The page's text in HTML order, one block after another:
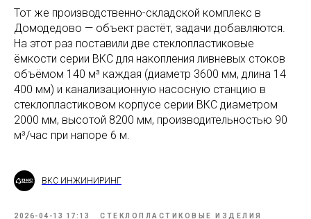
Тот же производственно-складской комплекс в
Домодедово — объект растёт, задачи добавляются.
На этот раз поставили две стеклопластиковые
ёмкости серии ВКС для накопления ливневых стоков
объёмом 140 м³ каждая (диаметр 3600 мм, длина 14
400 мм) и канализационную насосную станцию в
стеклопластиковом корпусе серии ВКС диаметром
2000 мм, высотой 8200 мм, производительностью 90
м³/час при напоре 6 м.
ВКС ИНЖИНИРИНГ
2026-04-13 17:13 СТЕКЛОПЛАСТИКОВЫЕ ИЗДЕЛИЯ